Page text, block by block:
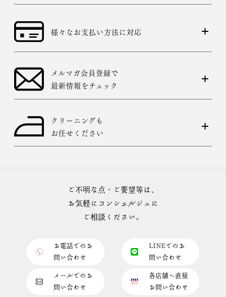
様々なお支払い方法に対応
メルマガ会員登録で
最新情報をチェック
クリーニングも
お任せください
ご不明な点・ご要望等は、
お気軽にコンシェルジュに
ご相談ください。
お電話でのお
問い合わせ
LINEでのお
問い合わせ
メールでのお
問い合わせ
各店舗へ直接
お問い合わせ